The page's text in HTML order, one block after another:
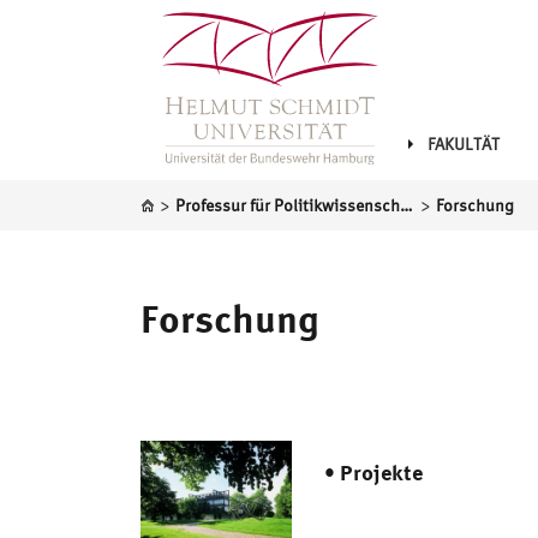
FAKULTÄT
> Professur für Politikwissenschaft, insbesondere Theorie und Empirie der Internationalen Beziehungen > Forschung
Forschung
• Projekte